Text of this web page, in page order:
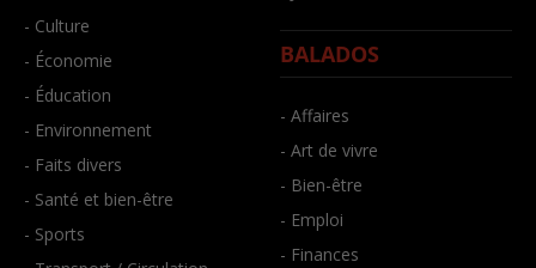
- Culture
- Économie
- Éducation
- Environnement
- Faits divers
- Santé et bien-être
- Sports
BALADOS
- Affaires
- Art de vivre
- Bien-être
- Emploi
- Finances